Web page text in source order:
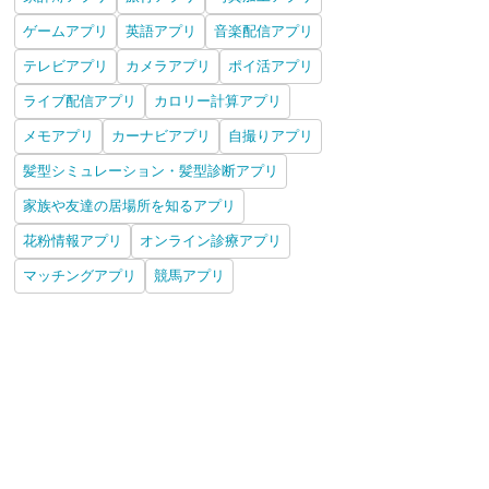
ゲームアプリ 英語アプリ 音楽配信アプリ
テレビアプリ カメラアプリ ポイ活アプリ
ライブ配信アプリ カロリー計算アプリ
メモアプリ カーナビアプリ 自撮りアプリ
髪型シミュレーション・髪型診断アプリ
家族や友達の居場所を知るアプリ
花粉情報アプリ オンライン診療アプリ
マッチングアプリ 競馬アプリ